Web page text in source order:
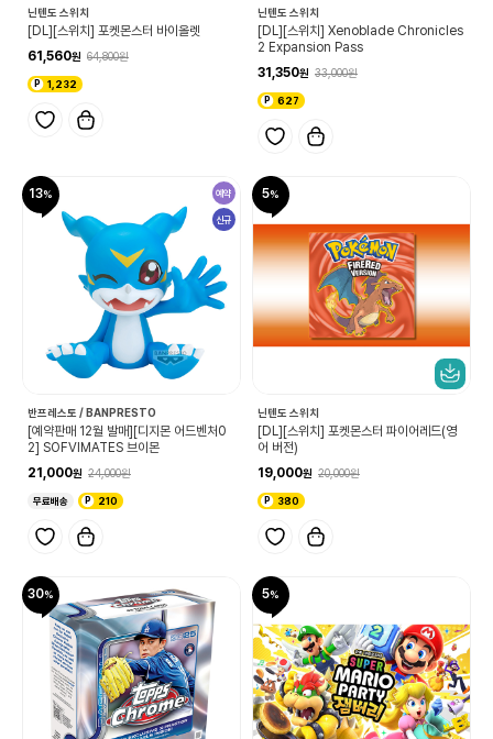
닌텐도 스위치
[DL][스위치] 포켓몬스터 바이올렛
61,560
64,800
1,232
닌텐도 스위치
[DL][스위치] Xenoblade Chronicles
2 Expansion Pass
31,350
33,000
627
13 예약
신규
반프레스토 / BANPRESTO
[예약판매 12월 발매][디지몬 어드벤처0
2] SOFVIMATES 브이몬
21,000
24,000
무료배송 210
5
닌텐도 스위치
[DL][스위치] 포켓몬스터 파이어레드(영
어 버전)
19,000
20,000
380
30 5